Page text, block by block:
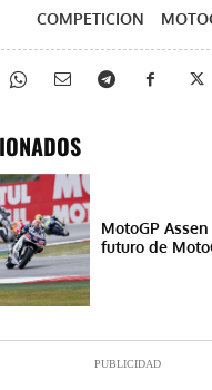
COMPETICION
MotoGP
futuro de
PUBLICIDAD